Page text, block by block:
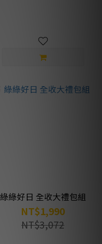
綠綠好日 全收大禮包組
NT$1,990
NT$3,072